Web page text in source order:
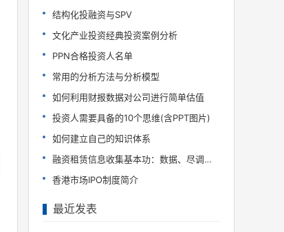
结构化投融资与SPV
文化产业投资经典投资案例分析
PPN合格投资人名单
常用的分析方法与分析模型
如何利用财报数据对公司进行简单估值
投资人需要具备的10个思维(含PPT图片)
如何建立自己的知识体系
融资租赁信息收集基本功：数据、尽调、行研
香港市场IPO制度简介
最近发表